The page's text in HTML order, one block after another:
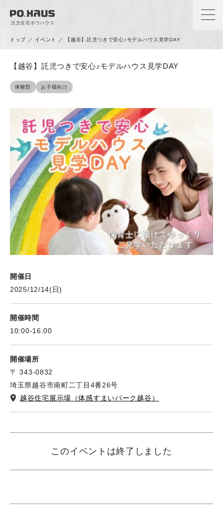
注文住宅ポウハウス
トップ ／ イベント ／ 【越谷】託児つきで安心♪モデルハウス見学DAY
【越谷】託児つきで安心♪モデルハウス見学DAY
体験型 お子様向け
開催日
2025/12/14(日)
開催時間
10:00-16:00
開催場所
〒 343-0832
埼玉県越谷市南町二丁目4番26号
越谷住宅展示場（体感すまいパーク越谷）
このイベントは終了しました